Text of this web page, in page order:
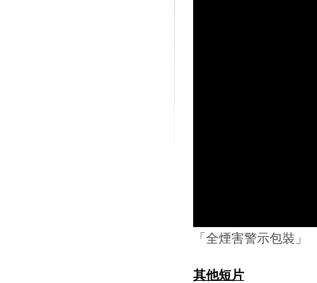
「全煙害警示包裝」
其他短片